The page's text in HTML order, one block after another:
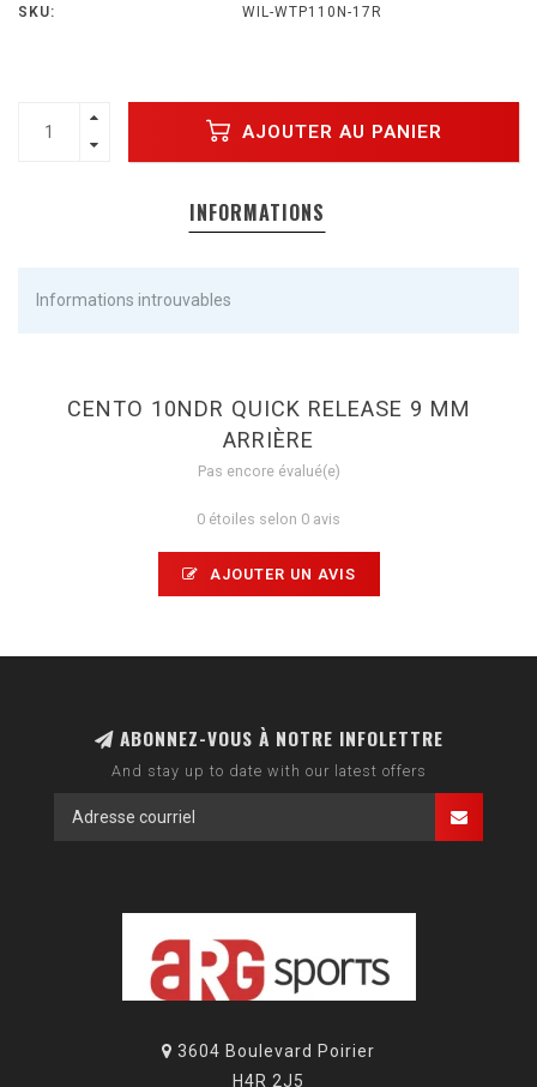
SKU:
WIL-WTP110N-17R
AJOUTER AU PANIER
INFORMATIONS
Informations introuvables
CENTO 10NDR QUICK RELEASE 9 MM
ARRIÈRE
Pas encore évalué(e)
0 étoiles selon 0 avis
AJOUTER UN AVIS
ABONNEZ-VOUS À NOTRE INFOLETTRE
And stay up to date with our latest offers
3604 Boulevard Poirier
H4R 2J5